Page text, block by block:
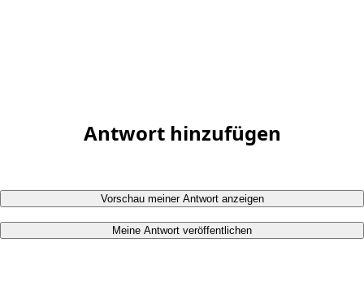
Antwort hinzufügen
Vorschau meiner Antwort anzeigen
Meine Antwort veröffentlichen